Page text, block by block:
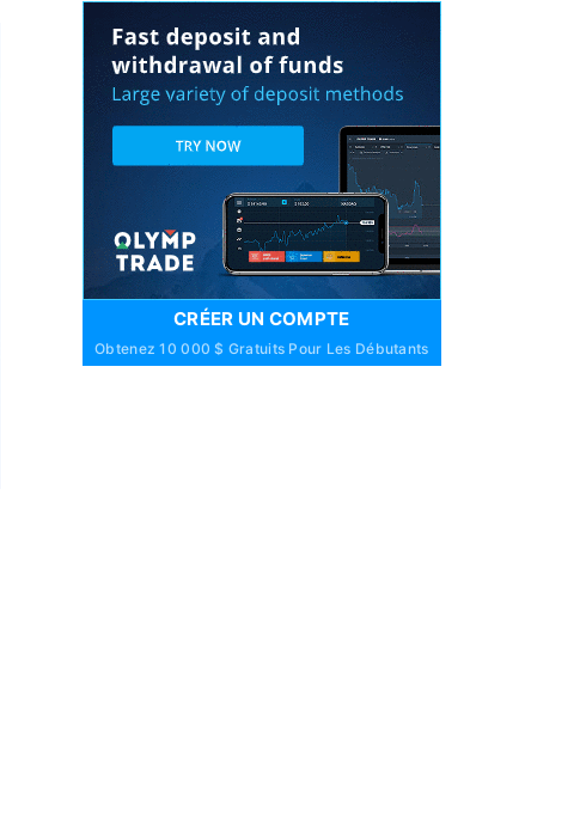
CRÉER UN COMPTE
Obtenez 10 000 $ Gratuits Pour Les Débutants